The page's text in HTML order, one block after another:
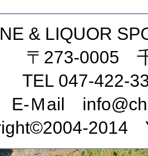
& LIQUOR
〒273-0005
TEL 047-422-
E-Ｍail
2014